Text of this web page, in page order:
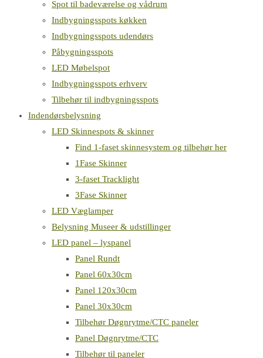
Spot til badeværelse og vådrum
Indbygningsspots køkken
Indbygningsspots udendørs
Påbygningsspots
LED Møbelspot
Indbygningsspots erhverv
Tilbehør til indbygningsspots
Indendørsbelysning
LED Skinnespots & skinner
Find 1-faset skinnesystem og tilbehør her
1Fase Skinner
3-faset Tracklight
3Fase Skinner
LED Væglamper
Belysning Museer & udstillinger
LED panel – lyspanel
Panel Rundt
Panel 60x30cm
Panel 120x30cm
Panel 30x30cm
Tilbehør Døgnrytme/CTC paneler
Panel Døgnrytme/CTC
Tilbehør til paneler